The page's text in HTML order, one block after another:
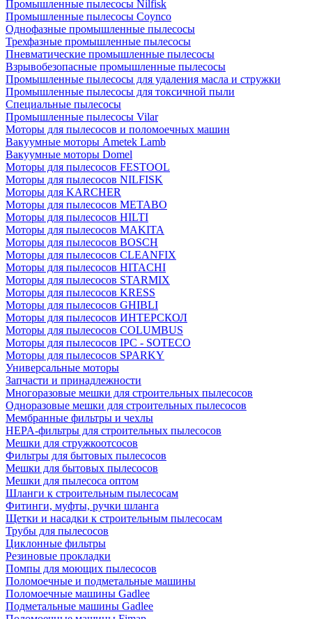
Промышленные пылесосы Nilfisk
Промышленные пылесосы Coynco
Однофазные промышленные пылесосы
Трехфазные промышленные пылесосы
Пневматические промышленные пылесосы
Взрывобезопасные промышленные пылесосы
Промышленные пылесосы для удаления масла и стружки
Промышленные пылесосы для токсичной пыли
Специальные пылесосы
Промышленные пылесосы Vilar
Моторы для пылесосов и поломоечных машин
Вакуумные моторы Ametek Lamb
Вакуумные моторы Domel
Моторы для пылесосов FESTOOL
Моторы для пылесосов NILFISK
Моторы для KARCHER
Моторы для пылесосов METABO
Моторы для пылесосов HILTI
Моторы для пылесосов MAKITA
Моторы для пылесосов BOSCH
Моторы для пылесосов CLEANFIX
Моторы для пылесосов HITACHI
Моторы для пылесосов STARMIX
Моторы для пылесосов KRESS
Моторы для пылесосов GHIBLI
Моторы для пылесосов ИНТЕРСКОЛ
Моторы для пылесосов COLUMBUS
Моторы для пылесосов IPC - SOTECO
Моторы для пылесосов SPARKY
Универсальные моторы
Запчасти и принадлежности
Многоразовые мешки для строительных пылесосов
Одноразовые мешки для строительных пылесосов
Мембранные фильтры и чехлы
HEPA-фильтры для строительных пылесосов
Мешки для стружкоотсосов
Фильтры для бытовых пылесосов
Мешки для бытовых пылесосов
Мешки для пылесоса оптом
Шланги к строительным пылесосам
Фитинги, муфты, ручки шланга
Щетки и насадки к строительным пылесосам
Трубы для пылесосов
Циклонные фильтры
Резиновые прокладки
Помпы для моющих пылесосов
Поломоечные и подметальные машины
Поломоечные машины Gadlee
Подметальные машины Gadlee